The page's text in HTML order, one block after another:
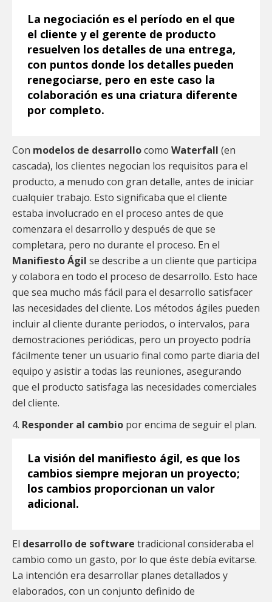
La negociación es el período en el que
el cliente y el gerente de producto
resuelven los detalles de una entrega,
con puntos donde los detalles pueden
renegociarse, pero en este caso la
colaboración es una criatura diferente
por completo.
Con modelos de desarrollocomo Waterfall (en
cascada), los clientes negocian los requisitos para el
producto, a menudo con gran detalle, antes de iniciar
cualquier trabajo. Esto significaba que el cliente
estaba involucrado en el proceso antes de que
comenzara el desarrollo y después de que se
completara, pero no durante el proceso. En el
ManifiestoÁgil se describe a un cliente que participa
y colabora en todo el proceso de desarrollo. Esto hace
que sea mucho más fácil para el desarrollo satisfacer
las necesidades del cliente. Los métodos ágiles pueden
incluir al cliente durante periodos, o intervalos, para
demostraciones periódicas, pero un proyecto podría
fácilmente tener un usuario final como parte diaria del
equipo y asistir a todas las reuniones, asegurando
que el producto satisfaga las necesidades comerciales
del cliente.
4. Responder al cambio por encima de seguir el plan.
La visión del manifiesto ágil, es que los
cambios siempre mejoran un proyecto;
los cambios proporcionan un valor
adicional.
El desarrollo de software tradicional consideraba el
cambio como un gasto, por lo que éste debía evitarse.
La intención era desarrollar planes detallados y
elaborados, con un conjunto definido de